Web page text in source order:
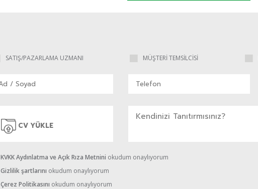
SATIŞ/PAZARLAMA UZMANI MÜŞTERİ TEMSİLCİSİ
CV YÜKLE
KVKK Aydınlatma ve Açık Rıza Metnini okudum onaylıyorum
Gizlilik şartlarını okudum onaylıyorum
Çerez Politikasını okudum onaylıyorum